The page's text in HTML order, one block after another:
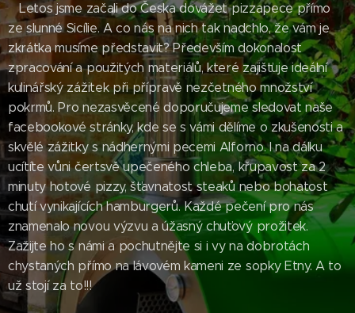
Letos jsme začali do Česka dovážet pizzapece přímo
ze slunné Sicílie. A co nás na nich tak nadchlo, že vám je
zkrátka musíme představit? Především dokonalost
zpracování a použitých materiálů, které zajišťuje ideální
kulinářský zážitek při přípravě nezčetného množství
pokrmů. Pro nezasvěcené doporučujeme sledovat naše
facebookové stránky, kde se s vámi dělíme o zkušenosti a
skvělé zážitky s nádhernými pecemi Alforno. I na dálku
ucítíte vůni čertsvě upečeného chleba, křupavost za 2
minuty hotové pizzy, šťavnatost steaků nebo bohatost
chutí vynikajících hamburgerů. Každé pečení pro nás
znamenalo novou výzvu a úžasný chuťový prožitek.
Zažijte ho s námi a pochutnějte si i vy na dobrotách
chystaných přímo na lávovém kameni ze sopky Etny. A to
už stojí za to!!!